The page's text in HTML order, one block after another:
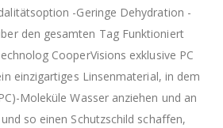
-Geringe Dehydration -
den gesamten Tag Funktioniert
CooperVisions exklusive PC
einzigartiges Linsenmaterial, in dem
Moleküle Wasser anziehen und an
so einen Schutzschild schaffen,